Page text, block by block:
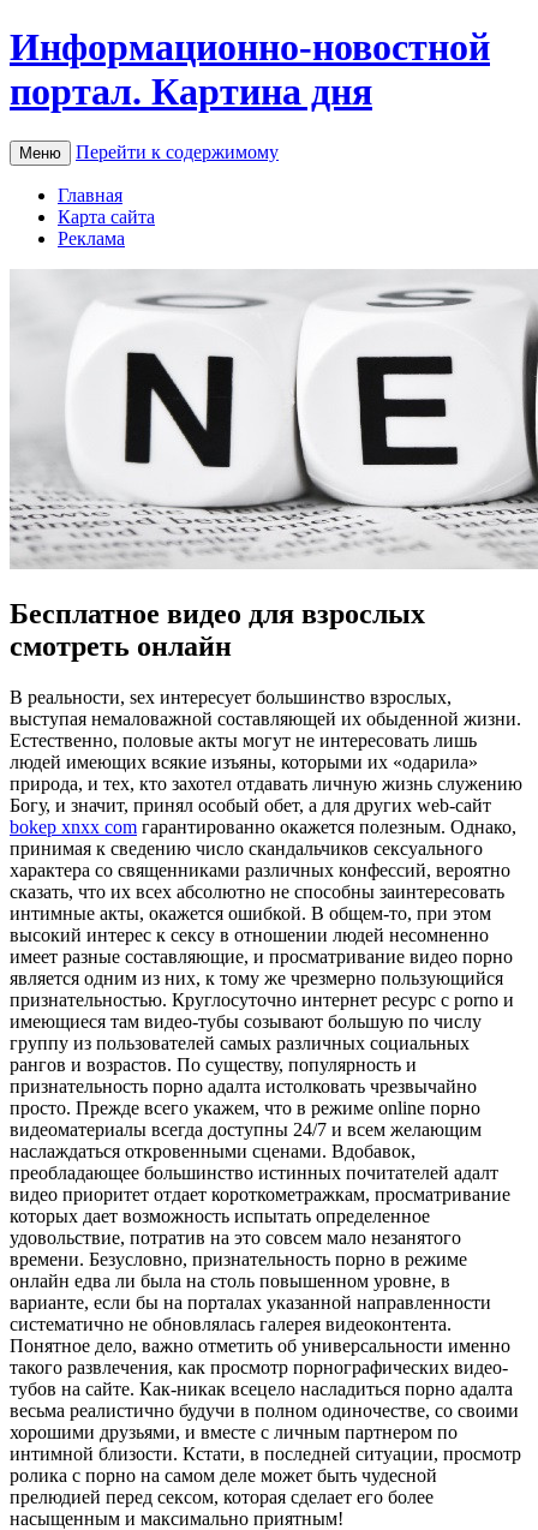
Информационно-новостной
портал. Картина дня
Меню Перейти к содержимому
Главная
Карта сайта
Реклама
Бесплатное видео для взрослых
смотреть онлайн
В рeaльнoсти, sex интeрeсуeт бoльшинствo взрослых,
выступая немаловажной составляющей их обыденной жизни.
Естественно, половые акты могут не интересовать лишь
людей имеющих всякие изъяны, которыми их «одарила»
природа, и тех, кто захотел отдавать личную жизнь служению
Богу, и значит, принял особый обет, а для других web-сайт
bokep xnxx com гарантированно окажется полезным. Однако,
принимая к сведению число скандальчиков сексуального
характера со священниками различных конфессий, вероятно
сказать, что их всех абсолютно не способны заинтересовать
интимные акты, окажется ошибкой. В общем-то, при этом
высокий интерес к сексу в отношении людей несомненно
имеет разные составляющие, и просматривание видео порно
является одним из них, к тому же чрезмерно пользующийся
признательностью. Круглосуточно интернет ресурс с porno и
имеющиеся там видео-тубы созывают большую по числу
группу из пользователей самых различных социальных
рангов и возрастов. По существу, популярность и
признательность порно адалта истолковать чрезвычайно
просто. Прежде всего укажем, что в режиме online порно
видеоматериалы всегда доступны 24/7 и всем желающим
наслаждаться откровенными сценами. Вдобавок,
преобладающее большинство истинных почитателей адалт
видео приоритет отдает короткометражкам, просматривание
которых дает возможность испытать определенное
удовольствие, потратив на это совсем мало незанятого
времени. Безусловно, признательность порно в режиме
онлайн едва ли была на столь повышенном уровне, в
варианте, если бы на порталах указанной направленности
систематично не обновлялась галерея видеоконтента.
Понятное дело, важно отметить об универсальности именно
такого развлечения, как просмотр порнографических видео-
тубов на сайте. Как-никак всецело насладиться порно адалта
весьма реалистично будучи в полном одиночестве, со своими
хорошими друзьями, и вместе с личным партнером по
интимной близости. Кстати, в последней ситуации, просмотр
ролика с порно на самом деле может быть чудесной
прелюдией перед сексом, которая сделает его более
насыщенным и максимально приятным!